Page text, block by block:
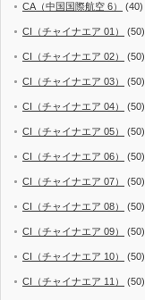
CA（中国国際航空 6） (40)
CI（チャイナエア 01） (50)
CI（チャイナエア 02） (50)
CI（チャイナエア 03） (50)
CI（チャイナエア 04） (50)
CI（チャイナエア 05） (50)
CI（チャイナエア 06） (50)
CI（チャイナエア 07） (50)
CI（チャイナエア 08） (50)
CI（チャイナエア 09） (50)
CI（チャイナエア 10） (50)
CI（チャイナエア 11） (50)